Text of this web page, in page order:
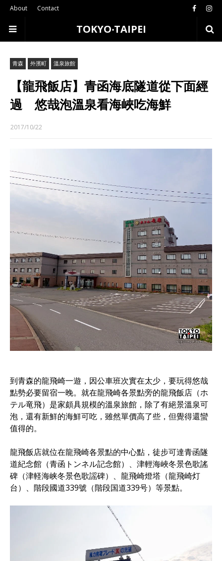
About Contact
TOKYO‧TAIPEI
青森 外濱町 溫泉旅館
【龍飛飯店】青函海底隧道從下面經
過 悠哉泡溫泉看海峽吃海鮮
2017/10/22
到青森的龍飛崎一遊，因公車班次實在太少，要玩得悠哉
點勢必要留宿一晚。就在龍飛崎各景點旁的龍飛飯店（ホ
テル竜飛）是家頗具規模的溫泉旅館，除了有絕景溫泉可
泡，還有新鮮的海鮮可吃，雖然單價高了些，但覺得還蠻
值得的。
龍飛飯店就位在龍飛崎各景點的中心點，徒步可達青函隧
道紀念館（青函トンネル記念館）、津輕海峽冬景色歌謠
碑（津軽海峡冬景色歌謡碑）、龍飛崎燈塔（龍飛崎灯
台）、階段國道339號（階段国道339号）等景點。